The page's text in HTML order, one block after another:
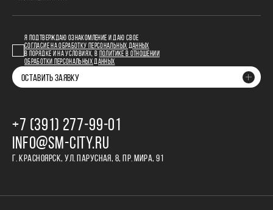
Я ПОДТВЕРЖДАЮ ОЗНАКОМЛЕНИЕ И ДАЮ СВОЕ
СОГЛАСИЕ НА ОБРАБОТКУ ПЕРСОНАЛЬНЫХ ДАННЫХ
В ПОРЯДКЕ И НА УСЛОВИЯХ, В
ПОЛИТИКЕ В ОТНОШЕНИИ
ОБРАБОТКИ ПЕРСОНАЛЬНЫХ ДАННЫХ
ОСТАВИТЬ ЗАЯВКУ
+7 (391) 277‒99‒01
INFO@SM-CITY.RU
Г. КРАСНОЯРСК, УЛ. ПАРУСНАЯ, 8, ПР. МИРА, 91